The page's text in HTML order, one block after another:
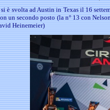
è svolta ad Austin in Texas il 16
un secondo posto (la n° 13 con
Heinemeier)